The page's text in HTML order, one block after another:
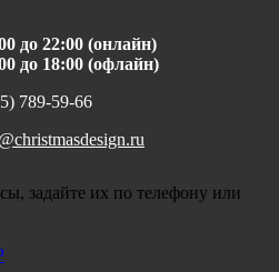
до 22:00 (онлайн)
до 18:00 (офлайн)
789-59-66
задайте их по телефону или